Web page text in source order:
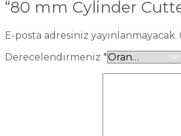
“80 mm Cylinder
E-posta adresiniz yayınlanmayacak.
Derecelendirmeniz *